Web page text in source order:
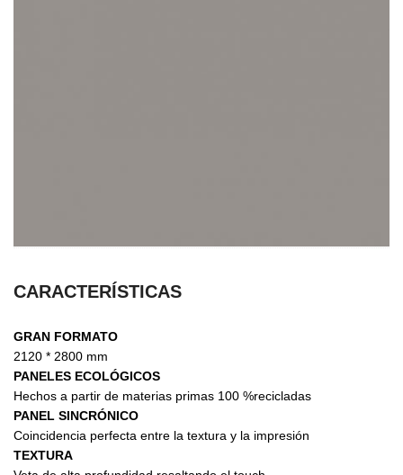
CARACTERÍSTICAS
GRAN FORMATO
2120 * 2800 mm
PANELES ECOLÓGICOS
Hechos a partir de materias primas 100 %recicladas
PANEL SINCRÓNICO
Coincidencia perfecta entre la textura y la impresión
TEXTURA